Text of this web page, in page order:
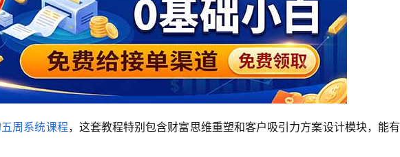
周系统课程，这套教程特别包含财富思维重塑和客户吸引力方案设计模块，能有